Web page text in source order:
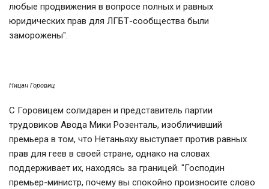
любые продвижения в вопросе полных и равных
юридических прав для ЛГБТ-сообщества были
заморожены".
Ницан Горовиц
С Горовицем солидарен и представитель партии
трудовиков Авода Мики Розенталь, изобличивший
премьера в том, что Нетаньяху выступает против равных
прав для геев в своей стране, однако на словах
поддерживает их, находясь за границей. "Господин
премьер-министр, почему вы спокойно произносите слово